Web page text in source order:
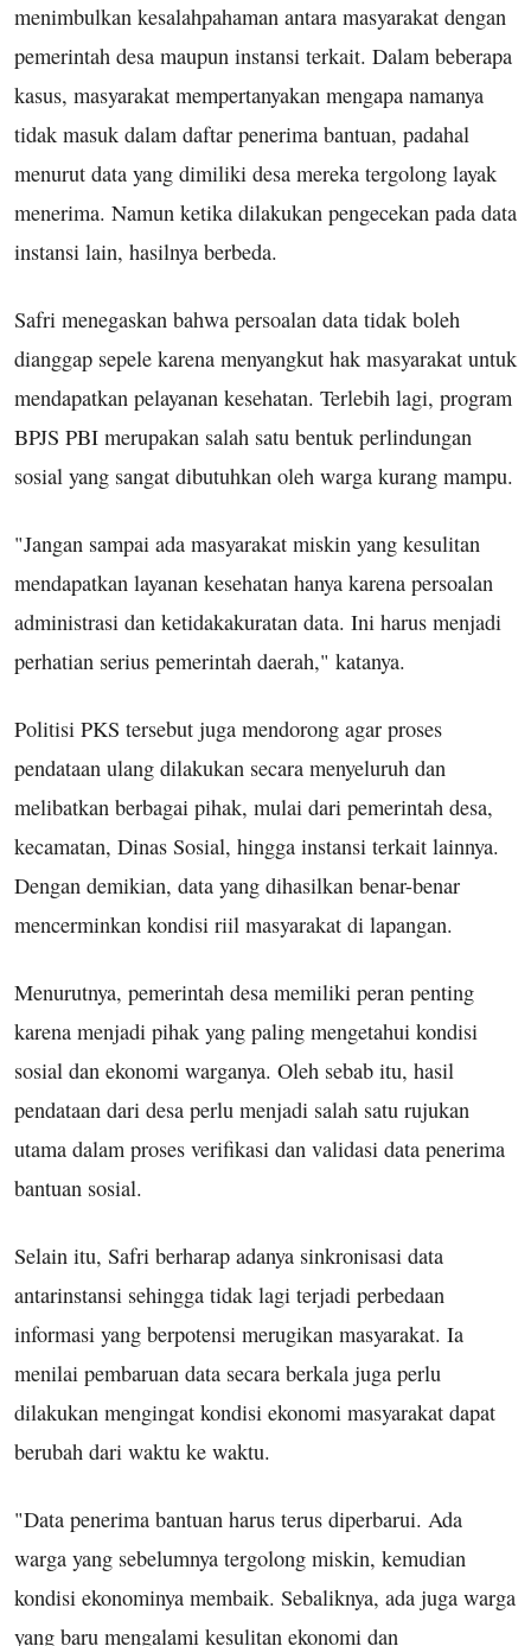
menimbulkan kesalahpahaman antara masyarakat dengan
pemerintah desa maupun instansi terkait. Dalam beberapa
kasus, masyarakat mempertanyakan mengapa namanya
tidak masuk dalam daftar penerima bantuan, padahal
menurut data yang dimiliki desa mereka tergolong layak
menerima. Namun ketika dilakukan pengecekan pada data
instansi lain, hasilnya berbeda.
Safri menegaskan bahwa persoalan data tidak boleh
dianggap sepele karena menyangkut hak masyarakat untuk
mendapatkan pelayanan kesehatan. Terlebih lagi, program
BPJS PBI merupakan salah satu bentuk perlindungan
sosial yang sangat dibutuhkan oleh warga kurang mampu.
"Jangan sampai ada masyarakat miskin yang kesulitan
mendapatkan layanan kesehatan hanya karena persoalan
administrasi dan ketidakakuratan data. Ini harus menjadi
perhatian serius pemerintah daerah," katanya.
Politisi PKS tersebut juga mendorong agar proses
pendataan ulang dilakukan secara menyeluruh dan
melibatkan berbagai pihak, mulai dari pemerintah desa,
kecamatan, Dinas Sosial, hingga instansi terkait lainnya.
Dengan demikian, data yang dihasilkan benar-benar
mencerminkan kondisi riil masyarakat di lapangan.
Menurutnya, pemerintah desa memiliki peran penting
karena menjadi pihak yang paling mengetahui kondisi
sosial dan ekonomi warganya. Oleh sebab itu, hasil
pendataan dari desa perlu menjadi salah satu rujukan
utama dalam proses verifikasi dan validasi data penerima
bantuan sosial.
Selain itu, Safri berharap adanya sinkronisasi data
antarinstansi sehingga tidak lagi terjadi perbedaan
informasi yang berpotensi merugikan masyarakat. Ia
menilai pembaruan data secara berkala juga perlu
dilakukan mengingat kondisi ekonomi masyarakat dapat
berubah dari waktu ke waktu.
"Data penerima bantuan harus terus diperbarui. Ada
warga yang sebelumnya tergolong miskin, kemudian
kondisi ekonominya membaik. Sebaliknya, ada juga warga
yang baru mengalami kesulitan ekonomi dan